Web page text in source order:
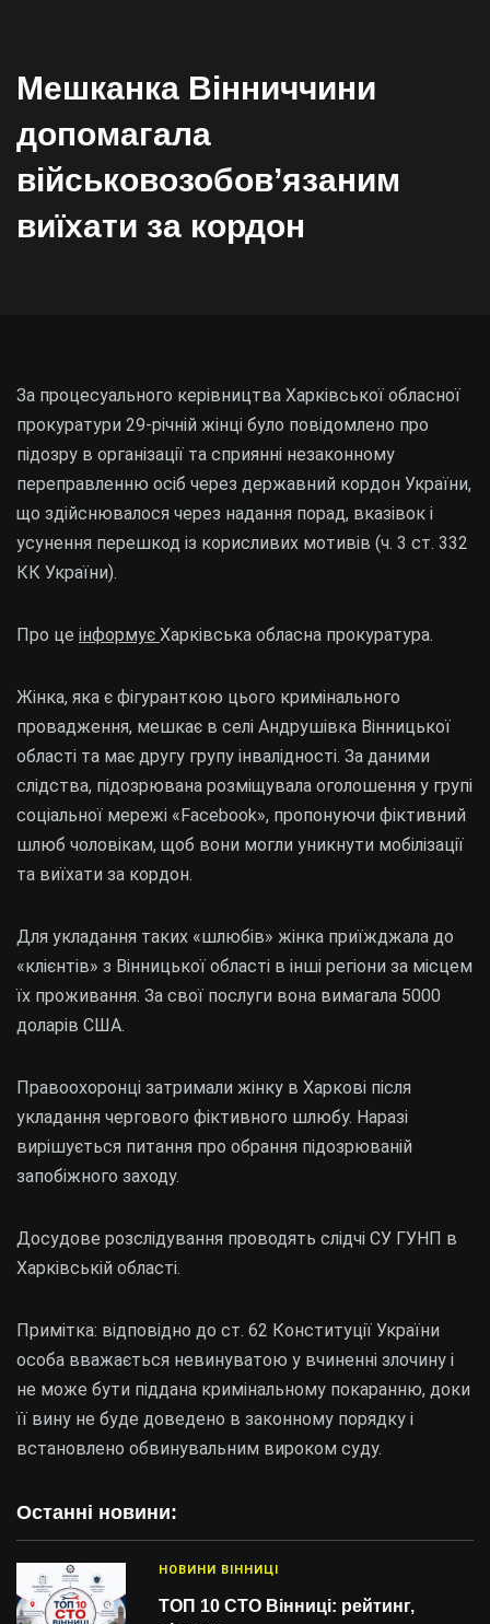
Мешканка Вінниччини
допомагала
військовозобов’язаним
виїхати за кордон
Останні новини:
НОВИНИ ВІННИЦІ
ТОП 10 СТО Вінниці: рейтинг,
За процесуального керівництва Харківської обласної
прокуратури 29-річній жінці було повідомлено про
підозру в організації та сприянні незаконному
переправленню осіб через державний кордон України,
що здійснювалося через надання порад, вказівок і
усунення перешкод із корисливих мотивів (ч. 3 ст. 332
КК України).
Про це інформує Харківська обласна прокуратура.
Жінка, яка є фігуранткою цього кримінального
провадження, мешкає в селі Андрушівка Вінницької
області та має другу групу інвалідності. За даними
слідства, підозрювана розміщувала оголошення у групі
соціальної мережі «Facebook», пропонуючи фіктивний
шлюб чоловікам, щоб вони могли уникнути мобілізації
та виїхати за кордон.
Для укладання таких «шлюбів» жінка приїжджала до
«клієнтів» з Вінницької області в інші регіони за місцем
їх проживання. За свої послуги вона вимагала 5000
доларів США.
Правоохоронці затримали жінку в Харкові після
укладання чергового фіктивного шлюбу. Наразі
вирішується питання про обрання підозрюваній
запобіжного заходу.
Досудове розслідування проводять слідчі СУ ГУНП в
Харківській області.
Примітка: відповідно до ст. 62 Конституції України
особа вважається невинуватою у вчиненні злочину і
не може бути піддана кримінальному покаранню, доки
її вину не буде доведено в законному порядку і
встановлено обвинувальним вироком суду.